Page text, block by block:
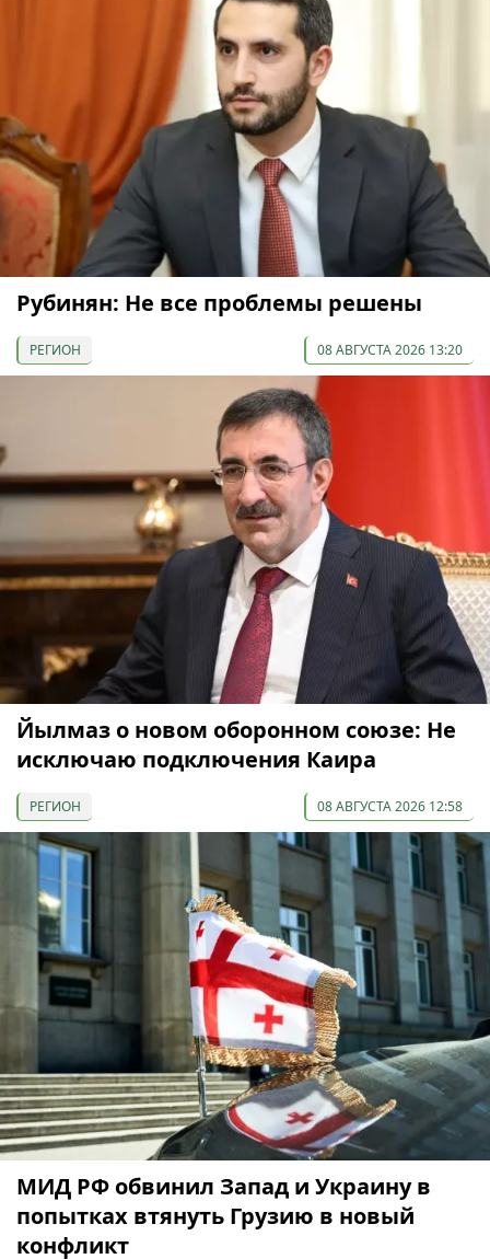
Рубинян: Не все проблемы решены
РЕГИОН 08 АВГУСТА 2026 13:20
Йылмаз о новом оборонном союзе: Не
исключаю подключения Каира
РЕГИОН 08 АВГУСТА 2026 12:58
МИД РФ обвинил Запад и Украину в
попытках втянуть Грузию в новый
конфликт